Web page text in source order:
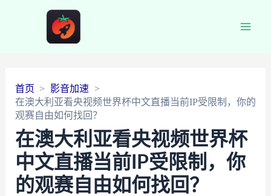
首页
影音加速
在澳大利亚看央视频世界杯中文直播当前IP受限制，你的
观赛自由如何找回？
在澳大利亚看央视频世界杯
中文直播当前IP受限制，你
的观赛自由如何找回？